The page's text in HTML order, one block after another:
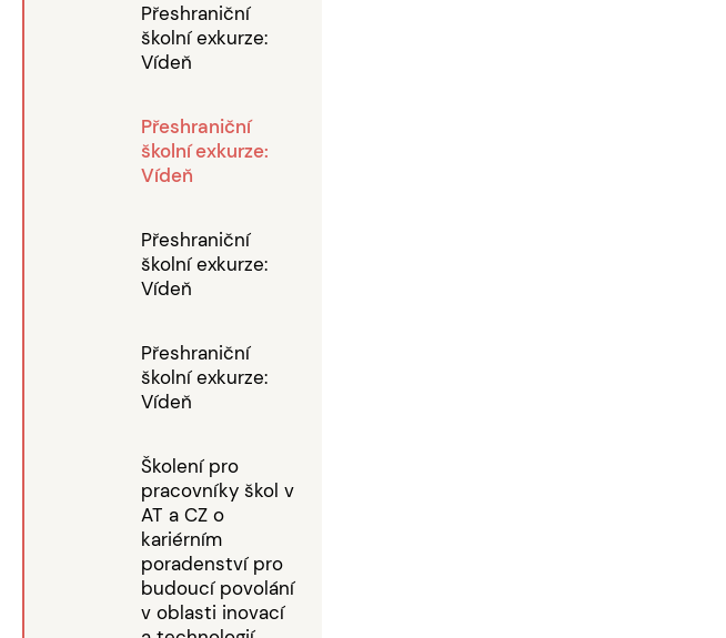
Přeshraniční
školní exkurze:
Vídeň
Přeshraniční
školní exkurze:
Vídeň
Přeshraniční
školní exkurze:
Vídeň
Přeshraniční
školní exkurze:
Vídeň
Školení pro
pracovníky škol v
AT a CZ o
kariérním
poradenství pro
budoucí povolání
v oblasti inovací